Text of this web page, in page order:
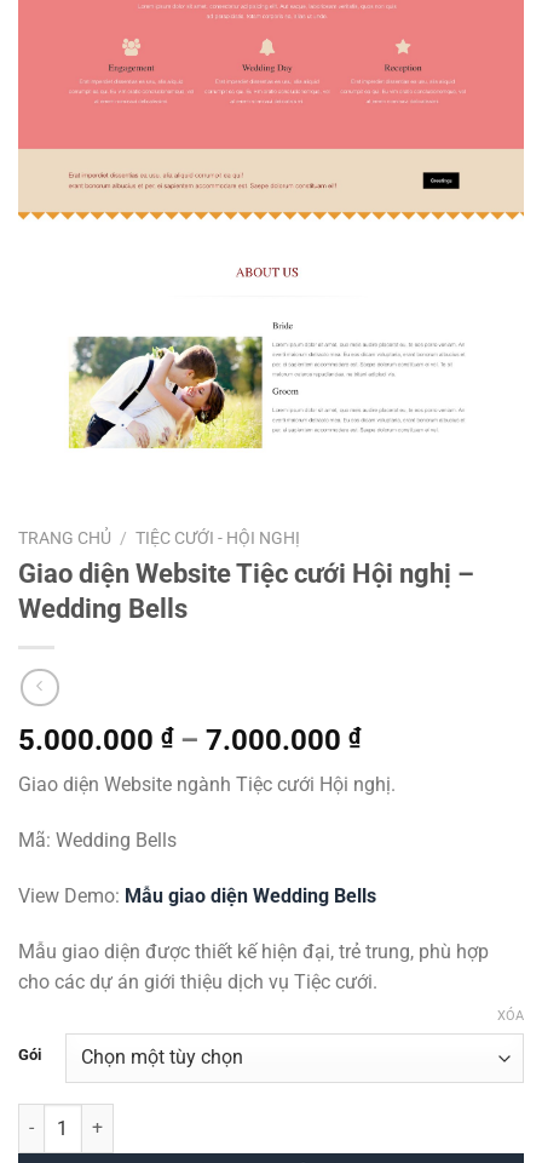
TRANG CHỦ / TIỆC CƯỚI - HỘI NGHỊ
Giao diện Website Tiệc cưới Hội nghị –
Wedding Bells
5.000.000 ₫ – 7.000.000 ₫Khoảng
giá:
từ
7.000.000 ₫
Giao diện Website ngành Tiệc cưới Hội nghị.
Mã: Wedding Bells
View Demo: Mẫu giao diện Wedding Bells
Mẫu giao diện được thiết kế hiện đại, trẻ trung, phù hợp
cho các dự án giới thiệu dịch vụ Tiệc cưới.
Gói
XÓA
Giao diện Website Tiệc cưới Hội nghị - Wedding Bells số lượng